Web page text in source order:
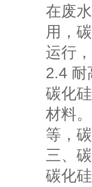
在废
用，
运行
2.4 耐
碳化
材料
等，
三、
碳化